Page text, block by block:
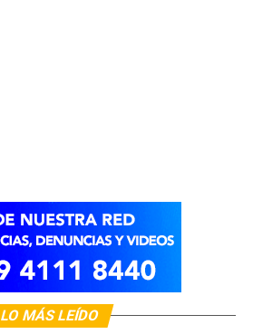
LO MÁS LEÍDO